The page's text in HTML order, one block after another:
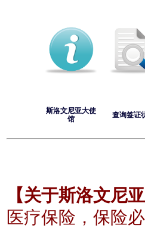
斯洛文尼亚大使
馆
查询签证
【关于斯洛文尼
医疗保险，保险